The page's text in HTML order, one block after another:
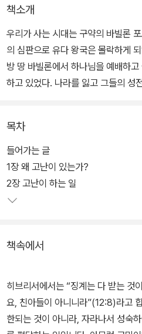
책소개
우리가 사는 시대는 구약의 바빌론
의 심판으로 유다 왕국은 몰락하게
방 땅 바빌론에서 하나님을 예배하
하고 있었다. 나라를 잃고 그들의 성
백성처럼 동일한 질문을 던진다. 자
진 이 고난의 시기에 우리는 무엇을
저자는 고난이 단순히 잘못을 응징하
서 다음으로 나아갈 길이 있음을 알
이고 절망의 반전을 기다릴 때다.
목차
들어가는 글
1장 왜 고난이 있는가?
2장 고난이 하는 일
책속에서
히브리서에서는 “징계는 다 받는 것
요, 친아들이 아니니라”(12:8)라고
한되는 것이 아니라, 자라나서 성숙